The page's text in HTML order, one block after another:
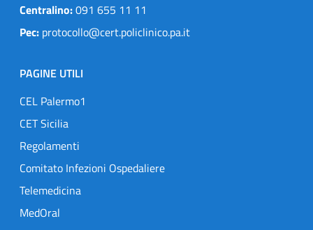
Centralino:091 655 11 11
Pec: protocollo@cert.policlinico.pa.it
PAGINE UTILI
CEL Palermo1
CET Sicilia
Regolamenti
Comitato Infezioni Ospedaliere
Telemedicina
MedOral